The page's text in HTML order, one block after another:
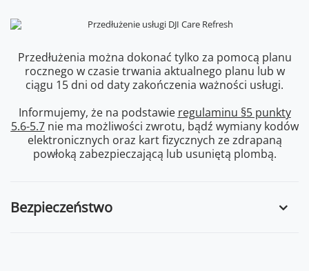
Przedłużenia można dokonać tylko za pomocą planu
rocznego w czasie trwania aktualnego planu lub w
ciągu 15 dni od daty zakończenia ważności usługi.
Informujemy, że na podstawie regulaminu §5 punkty
5.6-5.7nie ma możliwości zwrotu, bądź wymiany kodów
elektronicznych oraz kart fizycznych ze zdrapaną
powłoką zabezpieczającą lub usuniętą plombą.
Bezpieczeństwo